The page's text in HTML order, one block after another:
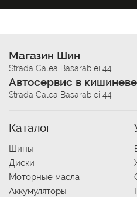
Магазин Шин
Strada Calea Basarabiei 44
Автосервис в кишиневе
Strada Calea Basarabiei 44
Каталог
Шины
Диски
Моторные масла
Аккумуляторы